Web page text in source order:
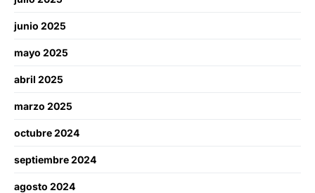
junio 2025
mayo 2025
abril 2025
marzo 2025
octubre 2024
septiembre 2024
agosto 2024